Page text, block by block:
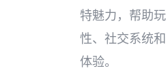
特魅力，帮助
性、社交系统
体验。